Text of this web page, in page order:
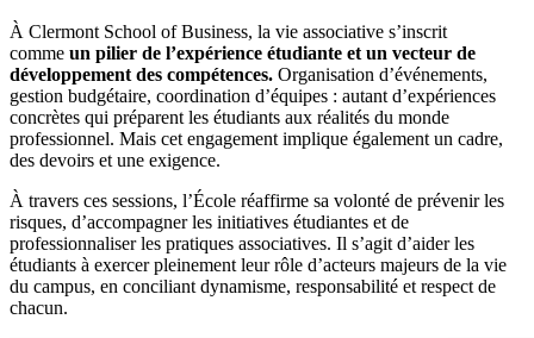
À Clermont School of Business, la vie associative s’inscrit
comme un pilier de l’expérience étudiante et un vecteur de
développement des compétences. Organisation d’événements,
gestion budgétaire, coordination d’équipes : autant d’expériences
concrètes qui préparent les étudiants aux réalités du monde
professionnel. Mais cet engagement implique également un cadre,
des devoirs et une exigence.
À travers ces sessions, l’École réaffirme sa volonté de prévenir les
risques, d’accompagner les initiatives étudiantes et de
professionnaliser les pratiques associatives. Il s’agit d’aider les
étudiants à exercer pleinement leur rôle d’acteurs majeurs de la vie
du campus, en conciliant dynamisme, responsabilité et respect de
chacun.